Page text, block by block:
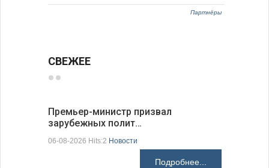
Партнёры
СВЕЖЕЕ
Премьер-министр призвал
зарубежных полит…
06-08-2026 Hits:2 Новости
Подробнее...